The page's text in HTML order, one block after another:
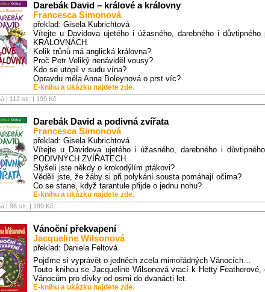
Darebák David – králové a královny
Francesca Simonová
překlad: Gisela Kubrichtová
Vítejte u Davidova ujetého i úžasného, darebného i
KRÁLOVNÁCH.
Kolik trůnů má anglická královna?
Proč Petr Veliký nenáviděl vousy?
Kdo se utopil v sudu vína?
Opravdu měla Anna Boleynová o prst víc?
E-knihu a ukázku najdete zde.
| 112 str. | 199 Kč
Darebák David a podivná zvířata
Francesca Simonová
překlad: Gisela Kubrichtová
Vítejte u Davidova ujetého i úžasného, darebného i
PODIVNÝCH ZVÍŘATECH.
Slyšeli jste někdy o krokodýlím ptákovi?
Věděli jste, že žáby si při polykání sousta pomáhají očima?
Co se stane, když tarantule přijde o jednu nohu?
E-knihu a ukázku najdete zde.
| 96 str. | 199 Kč
Vánoční překvapení
Jacqueline Wilsonová
překlad: Daniela Feltová
Pojďme si vyprávět o jedněch zcela mimořádných Vánocích…
Touto knihou se Jacqueline Wilsonová vrací k Hetty
Vánocům pro dívky od osmi do dvanácti let.
E-knihu a ukázku najdete zde.